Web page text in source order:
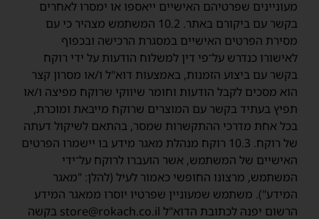
מעוניינים שפרטיהם האישיים ייאספו או ימסרו לאחרים
בקשר עם ביקורם באתר. 10.2 המשתמש מצהיר כי עם
מסירת הפרטים האישיים במסגרת הרכישה ובכפוף
לאישורו כנדרש על־פי דין למשלוח הודעות על ידי רוקח
בקשר עם ביצוע הזמנות, באמצעות דוא"ל ו/או מסרון קצר
הוא מסכים לקבל הודעות וחומר שיווקי שרוקח מפיצה ו/או
תפיץ בעתיד בקשר עם המוצרים שרוקח מייבאת ומוכרת,
בכל אחת מדרכי ההתקשרות שמסר, בהתאם לשיקול דעתה
של רוקח. 10.3 רוקח מנהלת מאגר מידע בו יישמרו הפרטים
האישיים של המשתמש, אשר הועברו לרוקח על־ידי
המשתמש, מרצונו החופשי כאמור לעיל (להלן: "מאגר
המידע"). משתמש שמעוניין שפרטיו יוסרו ממאגר המידע
הרשום יפנה לכתובת הדוא"ל store@rokach.co.il בקשה